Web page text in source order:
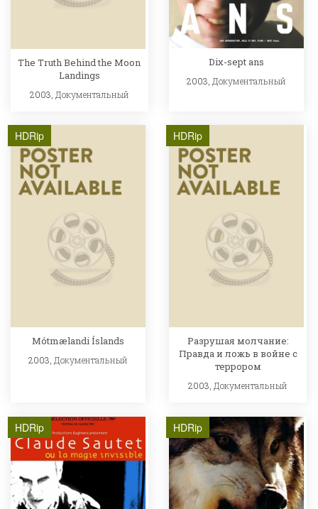
The Truth Behind the Moon
Landings
2003, Документальный
Dix-sept ans
2003,Документальный
HDRip
Mótmælandi Íslands
2003, Документальный
HDRip
Разрушая молчание:
Правда и ложь в войне с
террором
2003,Документальный
HDRip HDRip